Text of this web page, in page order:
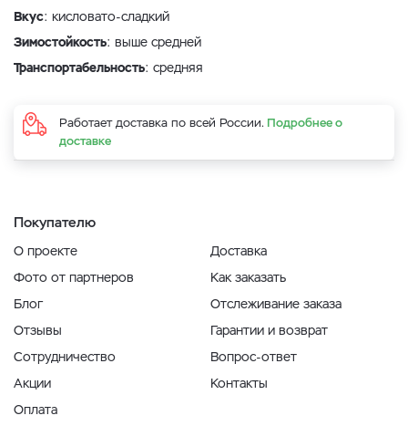
Вкус: кисловато-сладкий
Зимостойкость: выше средней
Транспортабельность: средняя
Работает доставка по всей России. Подробнее о
доставке
Покупателю
О проекте
Фото от партнеров
Блог
Отзывы
Сотрудничество
Акции
Оплата
Доставка
Как заказать
Отслеживание заказа
Гарантии и возврат
Вопрос-ответ
Контакты